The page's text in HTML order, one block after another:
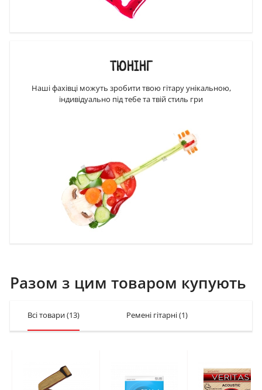
ТЮНІНГ
Наші фахівці можуть зробити твою гітару унікальною,
індивідуально під тебе та твій стиль гри
Разом з цим товаром купують
Всі товари(13) Ремені гітарні(1)